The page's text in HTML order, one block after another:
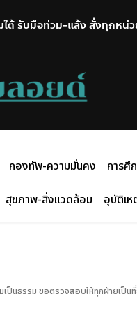
ต้ รับมือท่วม-แล้ง สั่งทุกหน่
กองทัพ-ความมั่นคง การศึ
สุขภาพ-สิ่งแวดล้อม อุบัติเ
เป็นธรรม ขอตรวจสอบให้ทุกฝ่ายเป็